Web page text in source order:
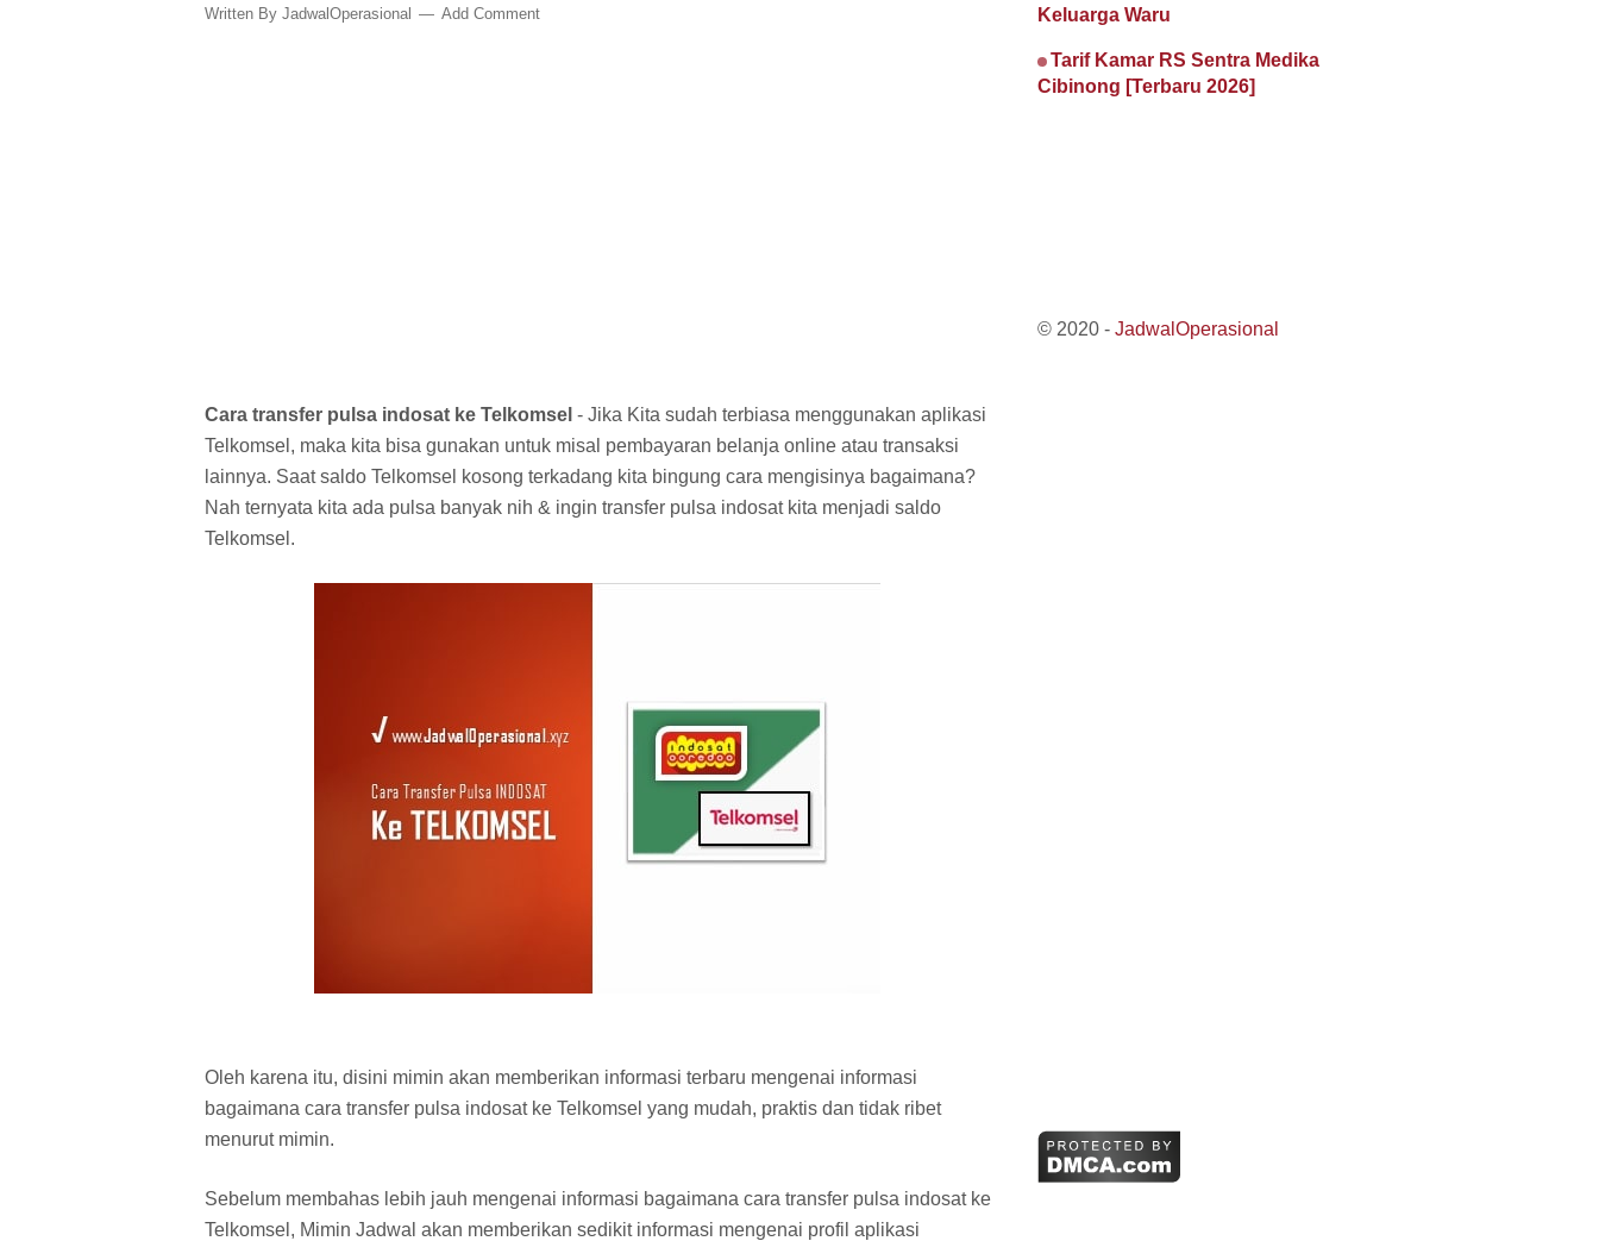
Written By JadwalOperasional Add Comment
Cara transfer pulsa indosat ke Telkomsel - Jika Kita sudah terbiasa menggunakan aplikasi
Telkomsel, maka kita bisa gunakan untuk misal pembayaran belanja online atau transaksi
lainnya. Saat saldo Telkomsel kosong terkadang kita bingung cara mengisinya bagaimana?
Nah ternyata kita ada pulsa banyak nih & ingin transfer pulsa indosat kita menjadi saldo
Telkomsel.
Oleh karena itu, disini mimin akan memberikan informasi terbaru mengenai informasi
bagaimana cara transfer pulsa indosat ke Telkomsel yang mudah, praktis dan tidak ribet
menurut mimin.
Sebelum membahas lebih jauh mengenai informasi bagaimana cara transfer pulsa indosat ke
Telkomsel, Mimin Jadwal akan memberikan sedikit informasi mengenai profil aplikasi
Keluarga Waru
Tarif Kamar RS Sentra Medika
Cibinong [Terbaru 2026]
© 2020 - JadwalOperasional